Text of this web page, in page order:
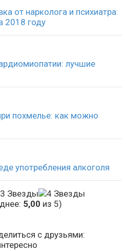
от нарколога и психиатра:
2018 году
лучшие
похмелье: как можно
употребления алкоголя
5,00 из 5)
с друзьями: